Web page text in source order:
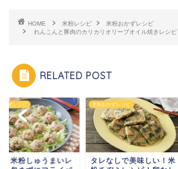
HOME 米粉レシピ
米粉おかずレシピ
れんこんと豚肉のカリカリオリーブオイル焼きレシピ
RELATED POST
かずレシピ
し米粉しゅうまいレ
米粉おかずレシピ
タレなしで美味しい！米